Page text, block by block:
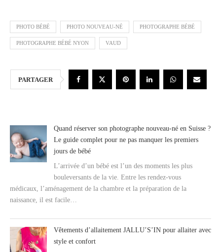
PHOTO BÉBÉ PHOTO NOUVEAU-NÉ PHOTOGRAPHE BÉBÉ
PHOTOGRAPHE BÉBÉ NYON VAUD
PARTAGER
Quand réserver son photographe nouveau-né en Suisse ?
Le guide complet pour ne pas manquer les premiers
jours de bébé
L’arrivée d’un bébé est l’un des moments les plus
bouleversants de la vie. Entre les rendez-vous
médicaux, l’aménagement de la chambre et la préparation de la
naissance, il est facile…
Vêtements d’allaitement JALLU’S’IN pour allaiter avec
style et confort